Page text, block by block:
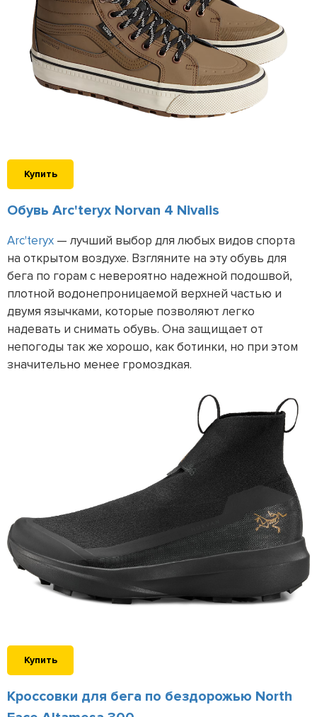
Купить
Обувь Arc'teryx Norvan 4 Nivalis
Arc'teryx — лучший выбор для любых видов спорта
на открытом воздухе. Взгляните на эту обувь для
бега по горам с невероятно надежной подошвой,
плотной водонепроницаемой верхней частью и
двумя язычками, которые позволяют легко
надевать и снимать обувь. Она защищает от
непогоды так же хорошо, как ботинки, но при этом
значительно менее громоздкая.
Купить
Кроссовки для бега по бездорожью North